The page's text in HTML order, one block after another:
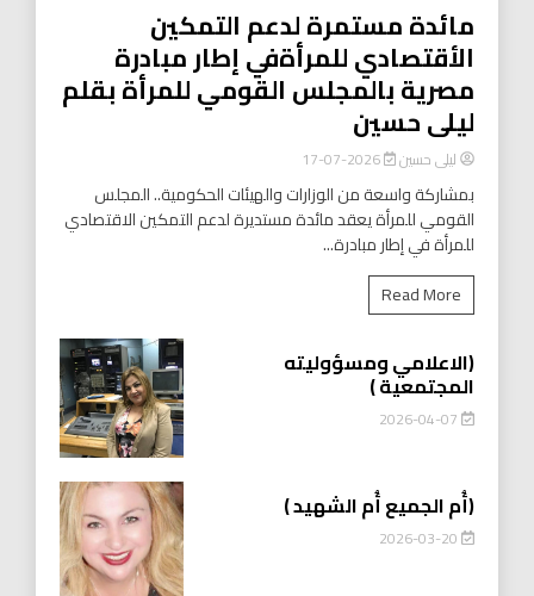
مائدة مستمرة لدعم التمكين
الأقتصادي للمرأةفي إطار مبادرة
مصرية بالمجلس القومي للمرأة بقلم
ليلى حسين
ليلى حسين 2026-07-17
بمشاركة واسعة من الوزارات والهيئات الحكومية.. المجلس
القومي للمرأة يعقد مائدة مستديرة لدعم التمكين الاقتصادي
للمرأة في إطار مبادرة...
Read More
(الاعلامي ومسؤوليته
المجتمعية )
2026-04-07
(أُم الجميع أُم الشهيد )
2026-03-20